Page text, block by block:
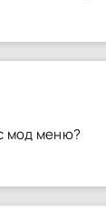
мод меню?